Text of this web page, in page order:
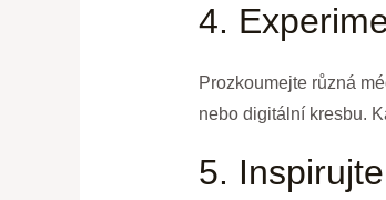
4.
Prozkoumejte různá
nebo digitální kresbu.
5.